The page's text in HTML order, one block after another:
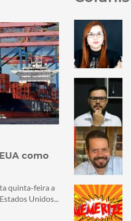
como
quinta-feira a
Unidos...